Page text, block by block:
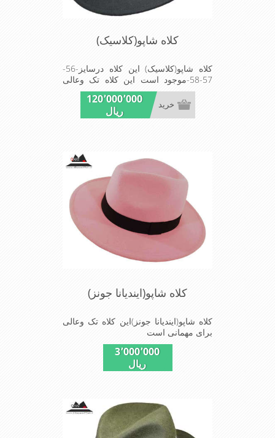
کلاه شاپو(کلاسیک)
کلاه شاپو(کلاسیک) این کلاه درسایز-56-
57-58-موجود است این کلاه تک وعالی
برای مهمانی است
120٬000٬000
ریال
خرید
کلاه شاپو(ایندیانا جونز)
کلاه شاپو(ایندیانا جونز)این کلاه تک وعالی
برای مهمانی است
3٬000٬000
ریال